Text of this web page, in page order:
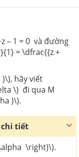
– 1 = 0 và đường
= \dfrac{{z +
hãy viết
\) đi qua M
)\).
chi tiết
\right)\).